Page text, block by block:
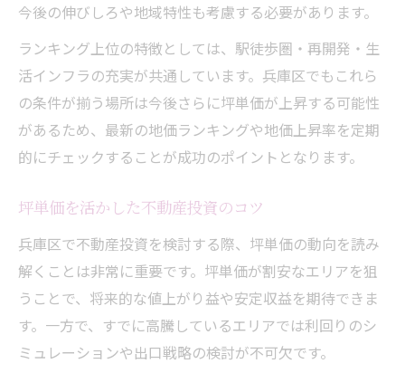
今後の伸びしろや地域特性も考慮する必要があります。
ランキング上位の特徴としては、駅徒歩圏・再開発・生
活インフラの充実が共通しています。兵庫区でもこれら
の条件が揃う場所は今後さらに坪単価が上昇する可能性
があるため、最新の地価ランキングや地価上昇率を定期
的にチェックすることが成功のポイントとなります。
坪単価を活かした不動産投資のコツ
兵庫区で不動産投資を検討する際、坪単価の動向を読み
解くことは非常に重要です。坪単価が割安なエリアを狙
うことで、将来的な値上がり益や安定収益を期待できま
す。一方で、すでに高騰しているエリアでは利回りのシ
ミュレーションや出口戦略の検討が不可欠です。